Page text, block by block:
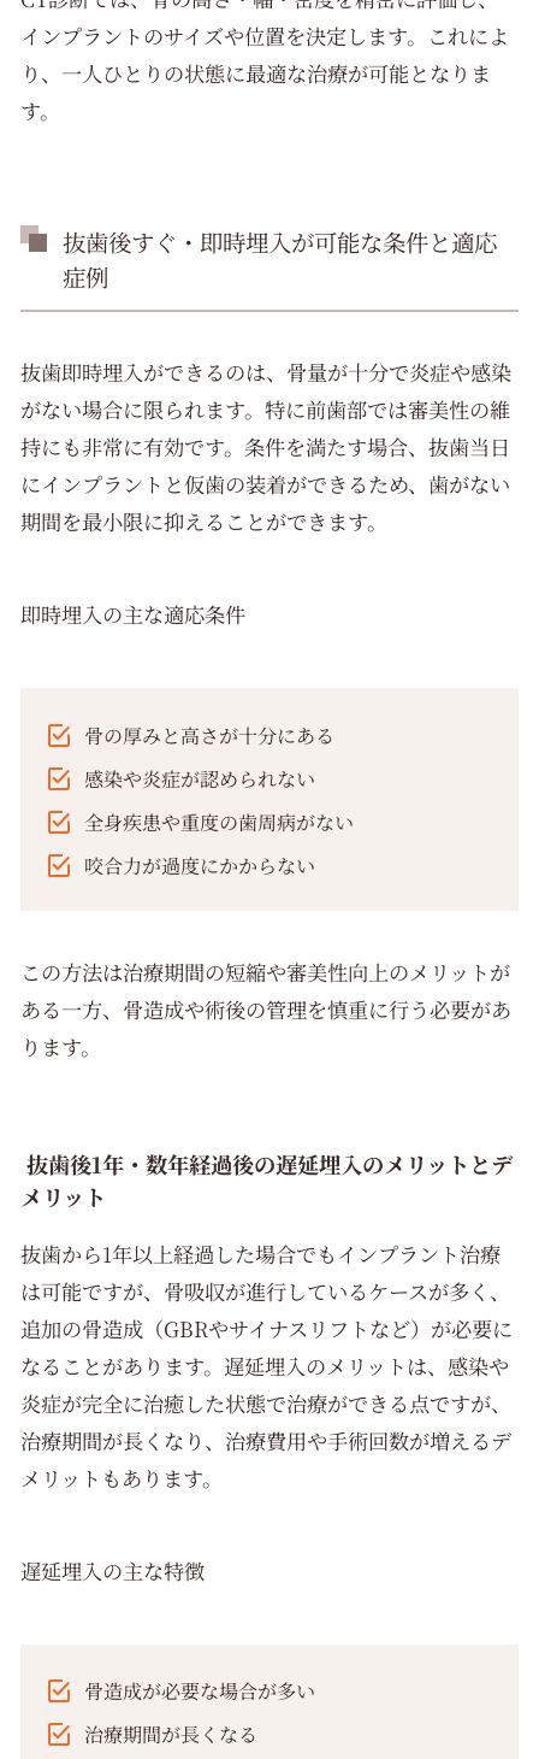
インプラントのサイズや位置を決定します。これによ
り、一人ひとりの状態に最適な治療が可能となりま
す。
抜歯後すぐ・即時埋入が可能な条件と適応
症例
抜歯即時埋入ができるのは、骨量が十分で炎症や感染
がない場合に限られます。特に前歯部では審美性の維
持にも非常に有効です。条件を満たす場合、抜歯当日
にインプラントと仮歯の装着ができるため、歯がない
期間を最小限に抑えることができます。
即時埋入の主な適応条件
骨の厚みと高さが十分にある
感染や炎症が認められない
全身疾患や重度の歯周病がない
咬合力が過度にかからない
この方法は治療期間の短縮や審美性向上のメリットが
ある一方、骨造成や術後の管理を慎重に行う必要があ
ります。
抜歯後1年・数年経過後の遅延埋入のメリットとデ
メリット
抜歯から1年以上経過した場合でもインプラント治療
は可能ですが、骨吸収が進行しているケースが多く、
追加の骨造成（GBRやサイナスリフトなど）が必要に
なることがあります。遅延埋入のメリットは、感染や
炎症が完全に治癒した状態で治療ができる点ですが、
治療期間が長くなり、治療費用や手術回数が増えるデ
メリットもあります。
遅延埋入の主な特徴
骨造成が必要な場合が多い
治療期間が長くなる